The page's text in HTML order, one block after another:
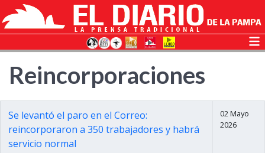
Reincorporaciones
Se levantó el paro en el Correo:
reincorporaron a 350 trabajadores y habrá
servicio normal
02 Mayo
2026